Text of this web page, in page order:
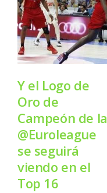
NBA
MULTIMEDIA
Y el Logo de
Oro de
Campeón de la
@Euroleague
se seguirá
viendo en el
Top 16